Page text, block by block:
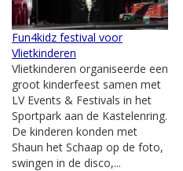
Fun4kidz festival voor
Vlietkinderen
Vlietkinderen organiseerde een
groot kinderfeest samen met
LV Events & Festivals in het
Sportpark aan de Kastelenring.
De kinderen konden met
Shaun het Schaap op de foto,
swingen in de disco,...